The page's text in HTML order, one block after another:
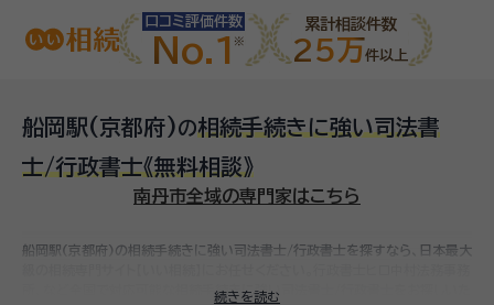
口コミ評価件数
No.1
累計相談件数
25万件以上
船岡駅(京都府)の相続手続きに強い司法書
士/行政書士《無料相談》
南丹市全域の専門家はこちら
続きを読む
船岡駅(京都府)の相続手続きに強い司法書士/行政書士を探すなら、日本最大
全国で対応可能な相続手続きに強い司法書士/行政書士をお探しいた